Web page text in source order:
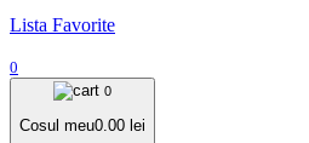
Lista Favorite
0
0
Cosul meu0.00 lei